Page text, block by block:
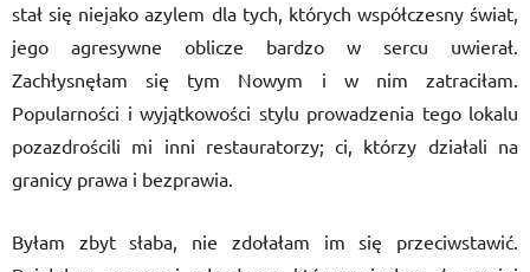
stał się niejako azylem dla tych, których współczesny świat,
jego agresywne oblicze bardzo w sercu uwierał.
Zachłysnęłam się tym Nowym i w nim zatraciłam.
Popularności i wyjątkowości stylu prowadzenia tego lokalu
pozazdrościli mi inni restauratorzy; ci, którzy działali na
granicy prawa i bezprawia.
Byłam zbyt słaba, nie zdołałam im się przeciwstawić.